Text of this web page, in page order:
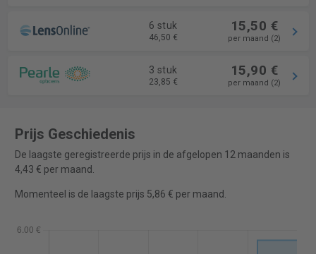
6 stuk
46,50 €
15,50 €
per maand (2)
3 stuk
23,85 €
15,90 €
per maand (2)
Prijs Geschiedenis
De laagste geregistreerde prijs in de afgelopen 12 maanden is
4,43 € per maand.
Momenteel is de laagste prijs 5,86 € per maand.